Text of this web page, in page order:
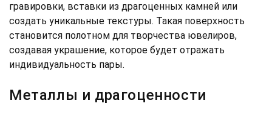
гравировки, вставки из драгоценных камней или
создать уникальные текстуры. Такая поверхность
становится полотном для творчества ювелиров,
создавая украшение, которое будет отражать
индивидуальность пары.
Металлы и драгоценности